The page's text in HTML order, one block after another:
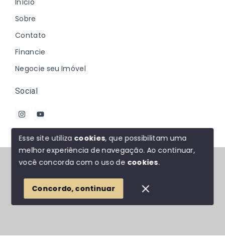
Sobre
Contato
Financie
Negocie seu Imóvel
Social
© Copyright 2026 - Johanna Marques - Todos os
SITE PARA IMOBILIARIA
Esse site utiliza cookies, que possibilitam uma
melhor experiência de navegação.Ao continuar,
você concorda com o uso de cookies.
Concordo, continuar